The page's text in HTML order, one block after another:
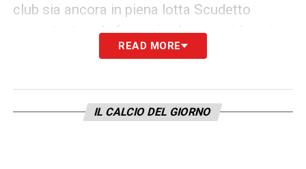
club sia ancora in piena lotta Scudetto
nonostante un’infermeria che non si è mai
svuotata da inizio campionato.
L’emergenza continua
Il riferimento ai “9 giocatori assenti” non è
READ MORE
IL CALCIO DEL GIORNO